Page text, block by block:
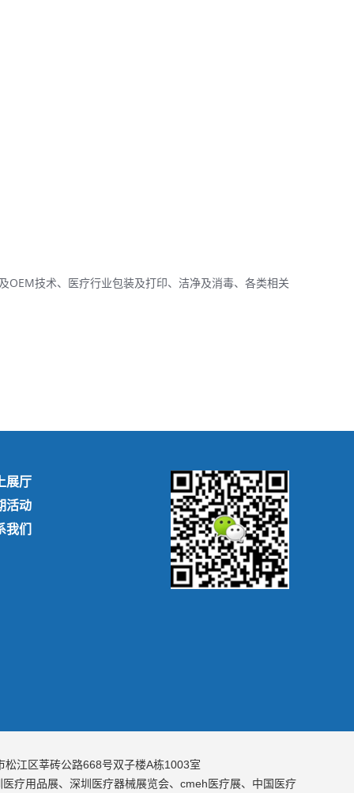
OEM技术、医疗行业包装及打印、洁净及消毒、各类相关
展厅
活动
我们
松江区莘砖公路668号双子楼A栋1003室
疗用品展、深圳医疗器械展览会、cmeh医疗展、中国医疗